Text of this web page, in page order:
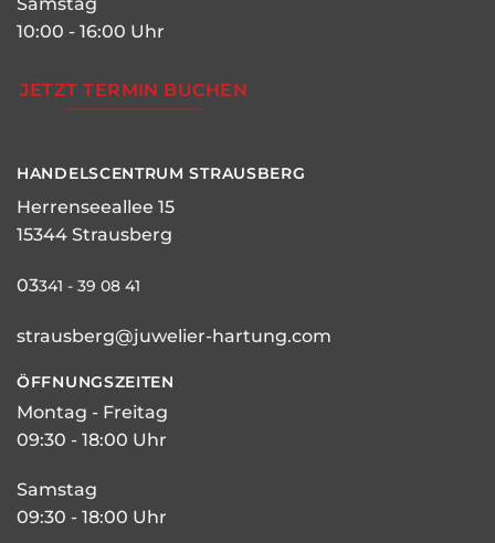
10:00 - 16:00 Uhr
JETZT TERMIN BUCHEN
HANDELSCENTRUM STRAUSBERG
Herrenseeallee 15
15344 Strausberg
03341 - 39 08 41
strausberg@juwelier-hartung.com
ÖFFNUNGSZEITEN
Montag - Freitag
09:30 - 18:00 Uhr
Samstag
09:30 - 18:00 Uhr